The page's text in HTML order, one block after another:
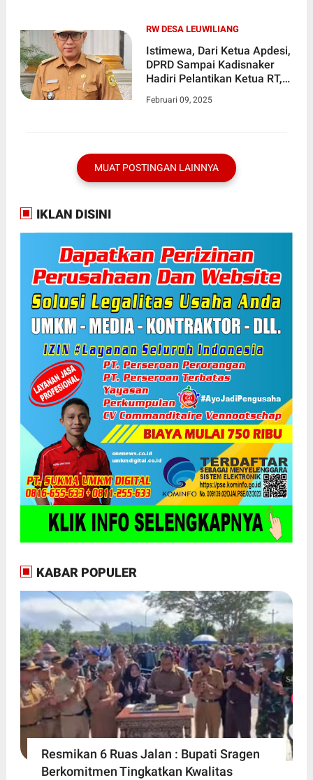
RW DESA LEUWILIANG
Istimewa, Dari Ketua Apdesi,
DPRD Sampai Kadisnaker
Hadiri Pelantikan Ketua RT,
Februari 09, 2025
MUAT POSTINGAN LAINNYA
IKLAN DISINI
KABAR POPULER
Resmikan 6 Ruas Jalan : Bupati Sragen
Berkomitmen Tingkatkan Kwalitas